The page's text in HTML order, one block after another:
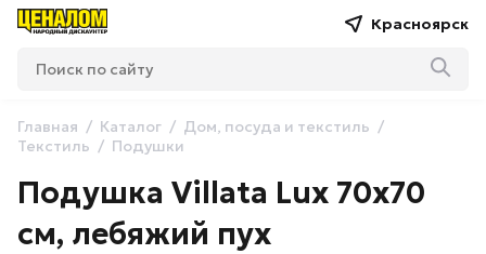
Красноярск
Главная Каталог
Дом, посуда и текстиль
Текстиль
Подушки
Подушка Villata Lux 70х70
см, лебяжий пух